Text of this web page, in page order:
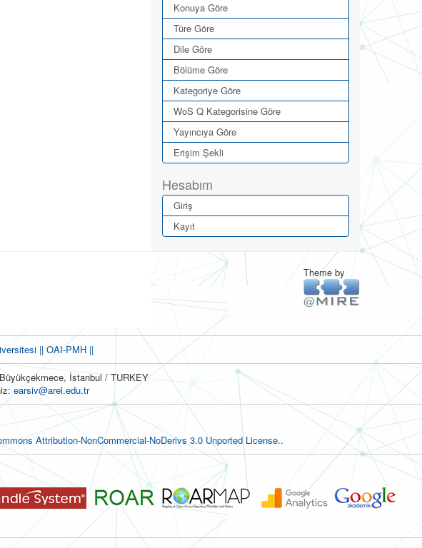
Konuya Göre
Türe Göre
Dile Göre
Bölüme Göre
Kategoriye Göre
WoS Q Kategorisine Göre
Yayıncıya Göre
Erişim Şekli
Hesabım
Giriş
Kayıt
Theme by
||OAI-PMH ||
İstanbul / TURKEY
earsiv@arel.edu.tr
Attribution-NonCommercial-NoDerivs 3.0 Unported License..